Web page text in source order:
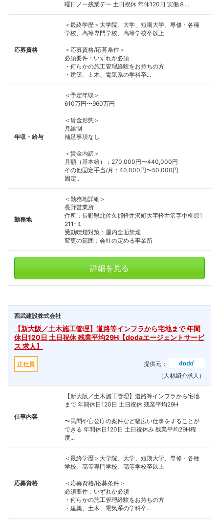
曜日ノー残業デー 土日祝休 年休120日 実働８...
応募資格
＜最終学歴＞大学院、大学、短期大学、専修・各種
学校、高等専門学校、高等学校卒以上
＜応募資格/応募条件＞
必須要件：いずれか必須
・何らかの施工管理経験をお持ちの方
・建築、土木、電気系の学科卒...
年収・給与
＜予定年収＞
610万円〜960万円
＜賃金形態＞
月給制
補足事項なし
＜賃金内訳＞
月額（基本給）：270,000円〜440,000円
その他固定手当/月：40,000円〜50,000円
固定...
勤務地
＜勤務地詳細＞
長野営業所
住所：長野県北佐久郡軽井沢町大字軽井沢字中柳原1
211-１
受動喫煙対策：屋内全面禁煙
変更の範囲：会社の定める事業所
詳細を見る
西武建設株式会社
【新大阪／土木施工管理】道路等インフラから宅地まで 年間
休日120日 土日祝休 残業平均29H【dodaエージェントサービ
ス 求人】
正社員
提供元：
（人材紹介求人）
仕事内容
【新大阪／土木施工管理】道路等インフラから宅地
まで 年間休日120日 土日祝休 残業平均29H
〜民間や官公庁の案件など幅広い仕事をすることが
できる 年間休日120日 土日祝休み 残業平均29H程
度...
応募資格
＜最終学歴＞大学院、大学、短期大学、専修・各種
学校、高等専門学校、高等学校卒以上
＜応募資格/応募条件＞
必須要件：いずれか必須
・何らかの施工管理経験をお持ちの方
・建築、土木、電気系の学科卒...